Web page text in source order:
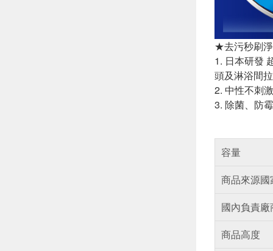
★去污秒刷
1. 日本研發
頭及淋浴間
2. 中性不刺
3. 除菌、防
容量
商品來源國
國內負責
商品高度